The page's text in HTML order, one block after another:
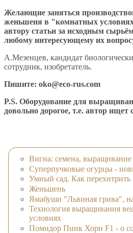
Желающие заняться
женьшеня в "комнатных
автору статьи за исходным
любому интересующему их
А.Мезенцев, кандидат
сотрудник, изобретатель.
Пишите: oko@eco-rus.com
P.S. Оборудование для
довольно дорогое, т.е. автор ищет
Вигна: семена, выращивание
Суперпучковые огурцы -
Умный сад. Как перехитрить
Женьшень
Ямабуши "Львиная грива",
Технология выращивания
условиях
Помидор Пинк Хорн F1 - о